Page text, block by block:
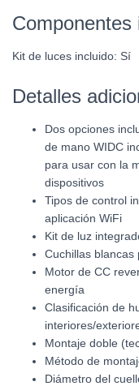
Componentes
Kit de luces incluido: Sí
Detalles
Dos opciones
de mano WIDC
para usar con la
dispositivos
Tipos de control
aplicación WiFi
Kit de luz
Cuchillas blancas
Motor de CC
energía
Clasificación de
interiores/
Montaje doble
Método de
Diámetro del